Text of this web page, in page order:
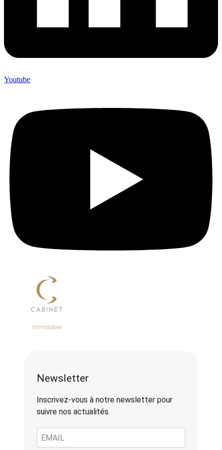
Youtube